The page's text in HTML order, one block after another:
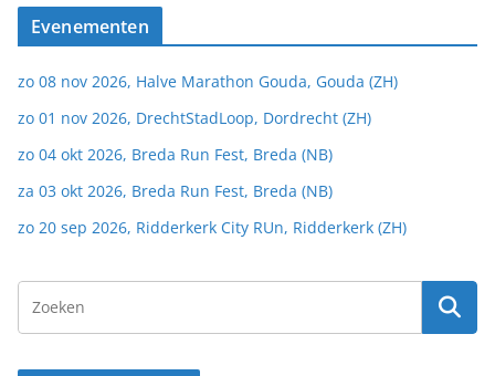
Evenementen
zo 08 nov 2026, Halve Marathon Gouda, Gouda (ZH)
zo 01 nov 2026, DrechtStadLoop, Dordrecht (ZH)
zo 04 okt 2026, Breda Run Fest, Breda (NB)
za 03 okt 2026, Breda Run Fest, Breda (NB)
zo 20 sep 2026, Ridderkerk City RUn, Ridderkerk (ZH)